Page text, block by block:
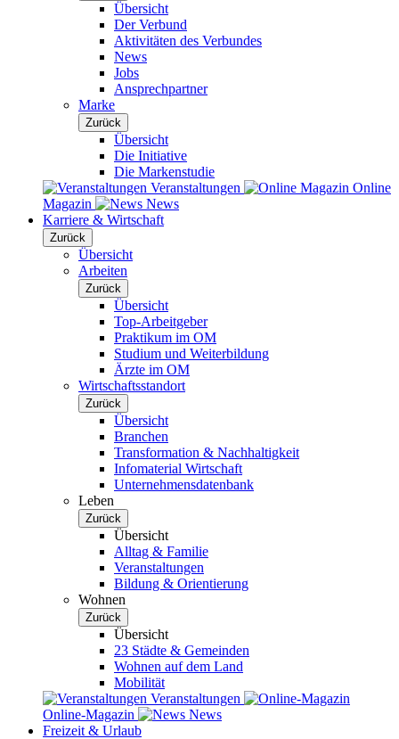
Übersicht
Der Verbund
Aktivitäten des Verbundes
News
Jobs
Ansprechpartner
Marke
Zurück
Übersicht
Die Initiative
Die Markenstudie
Veranstaltungen
Online
Magazin
News
Karriere & Wirtschaft
Zurück
Übersicht
Arbeiten
Zurück
Übersicht
Top-Arbeitgeber
Praktikum im OM
Studium und Weiterbildung
Ärzte im OM
Wirtschaftsstandort
Zurück
Übersicht
Branchen
Transformation & Nachhaltigkeit
Infomaterial Wirtschaft
Unternehmensdatenbank
Leben
Zurück
Übersicht
Alltag & Familie
Veranstaltungen
Bildung & Orientierung
Wohnen
Zurück
Übersicht
23 Städte & Gemeinden
Wohnen auf dem Land
Mobilität
Veranstaltungen
Online-Magazin
News
Freizeit & Urlaub